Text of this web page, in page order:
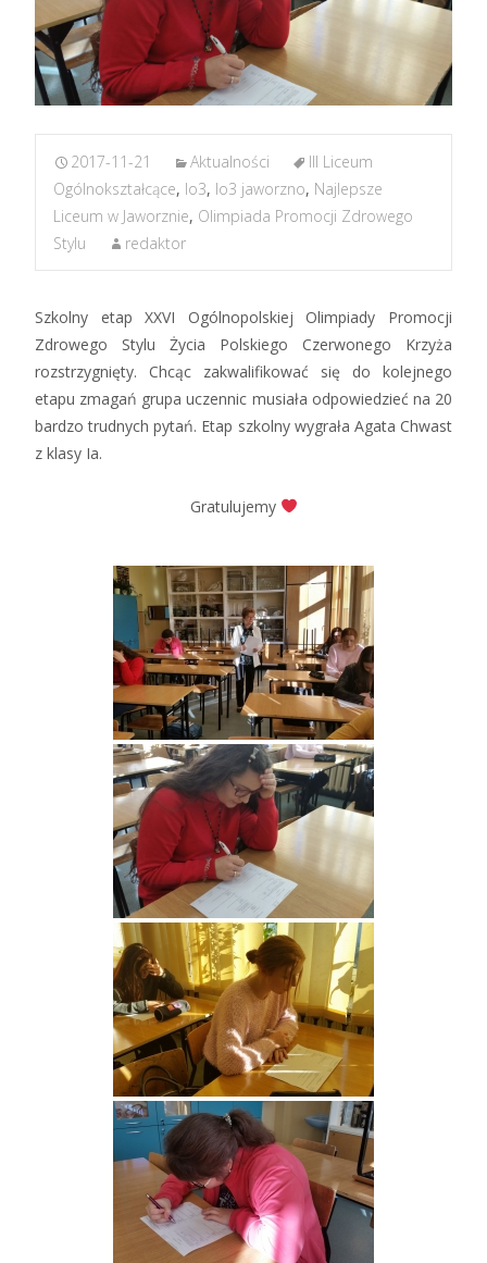
2017-11-21 Aktualności
III Liceum
Ogólnokształcące, lo3, lo3 jaworzno, Najlepsze
Liceum w Jaworznie, Olimpiada Promocji Zdrowego
Stylu
redaktor
Szkolny etap XXVI Ogólnopolskiej Olimpiady Promocji
Zdrowego Stylu Życia Polskiego Czerwonego Krzyża
rozstrzygnięty. Chcąc zakwalifikować się do kolejnego
etapu zmagań grupa uczennic musiała odpowiedzieć na 20
bardzo trudnych pytań. Etap szkolny wygrała Agata Chwast
z klasy Ia.
Gratulujemy